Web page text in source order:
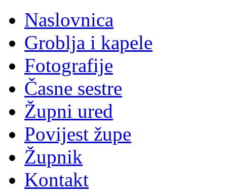
Naslovnica
Groblja i kapele
Fotografije
Časne sestre
Župni ured
Povijest župe
Župnik
Kontakt